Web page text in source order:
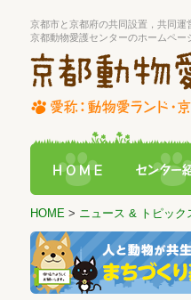
京都市と京都府の共同設置，共同
京都動物愛護センターのホームペー
HOME > ニュース & トピック